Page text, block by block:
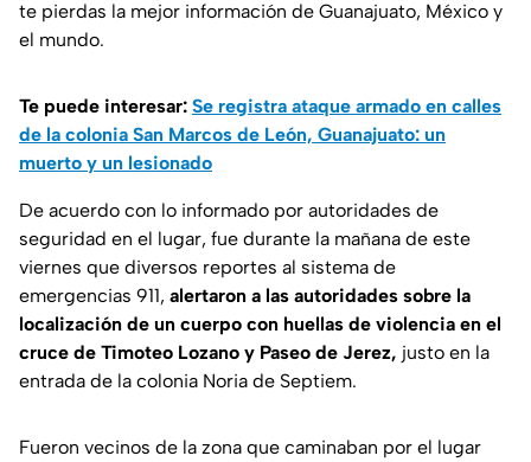
te pierdas la mejor información de Guanajuato, México y
el mundo.
Te puede interesar: Se registra ataque armado en calles
de la colonia San Marcos de León, Guanajuato: un
muerto y un lesionado
De acuerdo con lo informado por autoridades de
seguridad en el lugar, fue durante la mañana de este
viernes que diversos reportes al sistema de
emergencias 911, alertaron a las autoridades sobre la
localización de un cuerpo con huellas de violencia en el
cruce de Timoteo Lozano y Paseo de Jerez, justo en la
entrada de la colonia Noria de Septiem.
Fueron vecinos de la zona que caminaban por el lugar